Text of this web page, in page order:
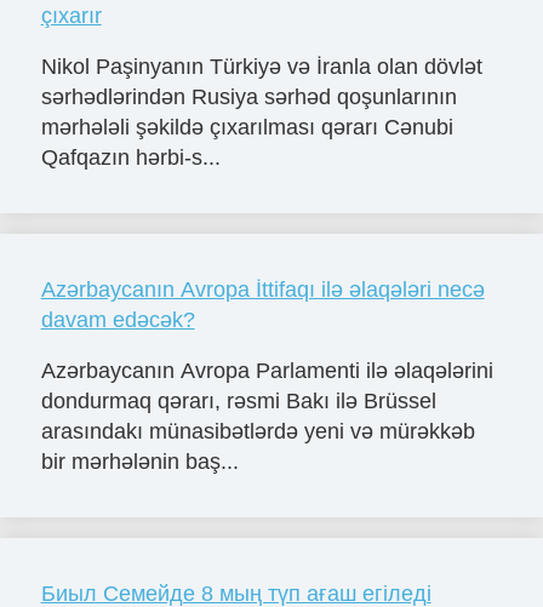
çıxarır
Nikol Paşinyanın Türkiyə və İranla olan dövlət
sərhədlərindən Rusiya sərhəd qoşunlarının
mərhələli şəkildə çıxarılması qərarı Cənubi
Qafqazın hərbi-s...
Azərbaycanın Avropa İttifaqı ilə əlaqələri necə
davam edəcək?
Azərbaycanın Avropa Parlamenti ilə əlaqələrini
dondurmaq qərarı, rəsmi Bakı ilə Brüssel
arasındakı münasibətlərdə yeni və mürəkkəb
bir mərhələnin baş...
Биыл Семейде 8 мың түп ағаш егіледі